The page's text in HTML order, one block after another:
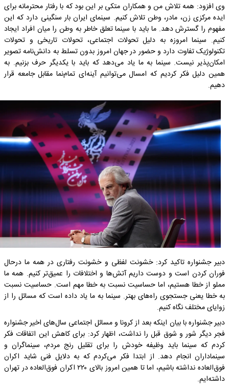
وی افزود: همه تلاش من و همکاران متکی بر این بود که با رفتار محترمانه برای
ایده مرکزی زن، مادر، وطن تلاش کنیم.‌ سینمای ایران بار سنگینی دارد که این
مفهوم را گسترش دهد. ما باید با سینما تعلق خاطر به وطن را میان افراد ایجاد
کنیم. سینما امروزه به دلیل تحولات اجتماعی، تحولات تاریخی و تحولات
تکنولوژیک تفاوت دارد و حضور در جهان امروز بدون تسلط به دانش‌نامه تصویر
امکان‌پذیر نیست. سینما به ما یاد می‌دهد که باید با یکدیگر حرف بزنیم. به
همین دلیل فکر کردیم که امسال می‌توانیم آینه‌ای تمام‌نما مقابل جامعه قرار
دهیم.
دبیر جشنواره تاکید کرد: خشونت لفظی و خشونت رفتاری در همه ما درحال
فوران کردن است و دوست داریم آتش‌ها و اختلافات را عمیق‌تر کنیم. همه ما
مملو از خطا هستیم، اما حساسیت نسبت به خطا مهم است. حساسیت نسبت
به خطا یعنی جستجوی راه‌های بهتر. سینما به ما یاد داده است که مسائل را از
زوایای مختلف نگاه کنیم.
دبیر جشنواره با بیان اینکه بعد از کرونا و مسائل اجتماعی سال‌های اخیر جشنواره
فجر دیگر شور و شوق قبل را نداشت، اظهار کرد: برای کاهش این اتفاقات فکر
کردم که سینما باید وظیفه خودش را برای تقلیل رنج مردم، سینماگران و
سینماداران انجام دهد‌. از ابتدا فکر می‌کردم که به دلایل فنی شاید اکران
فوق‌العاده نداشته باشیم، اما تا همین امروز بالای ۲۲۰ اکران فوق‌العاده در تهران
داشته‌ایم.